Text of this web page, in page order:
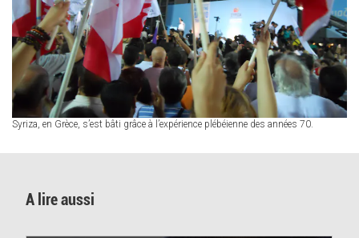
Syriza, en Grèce, s’est bâti grâce à l’expérience plébéienne des années 70.
A lire aussi